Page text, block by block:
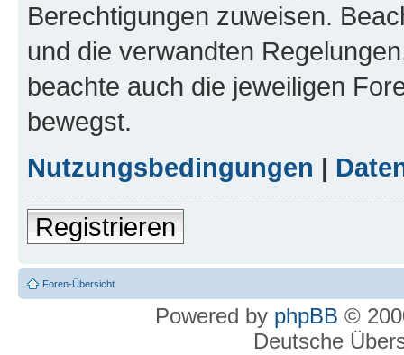
Berechtigungen zuweisen.
und die verwandten
beachte auch die jeweiligen
bewegst.
Nutzungsbedingungen |
Registrieren
Foren-Übersicht
Powered by phpBB ©
Deutsche